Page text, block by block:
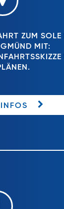
ZUM SOLE
MIT: